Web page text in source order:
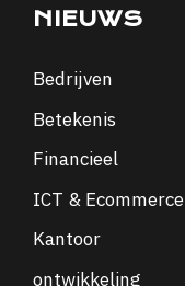
NIEUWS
Bedrijven
Betekenis
Financieel
ICT & Ecommerce
Kantoor
ontwikkeling